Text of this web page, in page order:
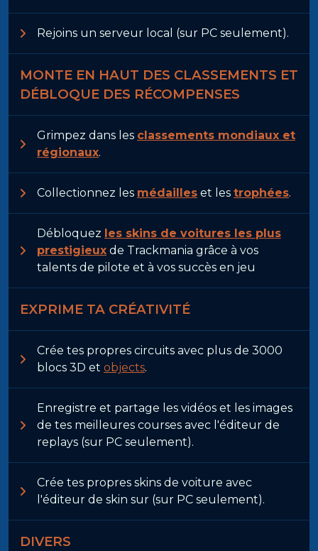
Rejoins un serveur local (sur PC seulement).
MONTE EN HAUT DES CLASSEMENTS ET
DÉBLOQUE DES RÉCOMPENSES
Grimpez dans les classements mondiaux et
régionaux.
Collectionnez les médailles et les trophées.
Débloquez les skins de voitures les plus
prestigieux de Trackmania grâce à vos
talents de pilote et à vos succès en jeu
EXPRIME TA CRÉATIVITÉ
Crée tes propres circuits avec plus de 3000
blocs 3D et objects.
Enregistre et partage les vidéos et les images
de tes meilleures courses avec l'éditeur de
replays (sur PC seulement).
Crée tes propres skins de voiture avec
l'éditeur de skin sur (sur PC seulement).
DIVERS